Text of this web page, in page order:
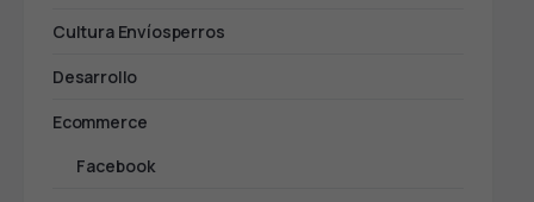
Cultura Envíosperros
Desarrollo
Ecommerce
Facebook